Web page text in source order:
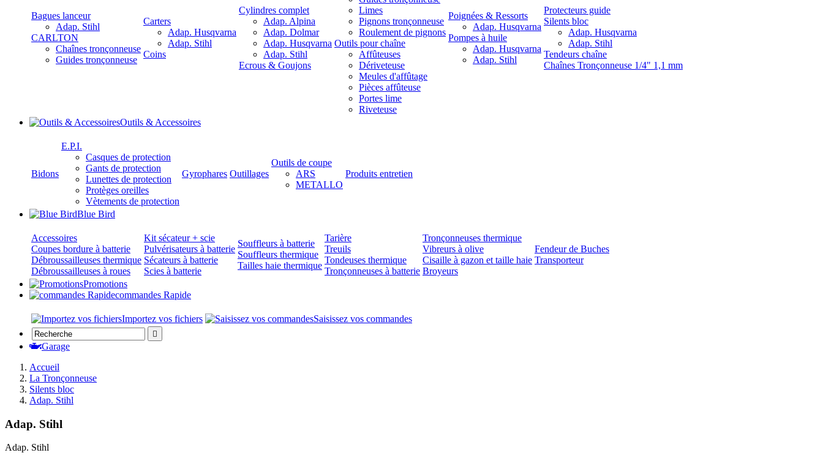
Bagues lanceur
Adap. Stihl
CARLTON
Chaînes tronçonneuse
Guides tronçonneuse
Carters
Adap. Husqvarna
Adap. Stihl
Coins
Cylindres complet
Adap. Alpina
Adap. Dolmar
Adap. Husqvarna
Adap. Stihl
Ecrous & Goujons
Limes
Pignons tronçonneuse
Roulement de pignons
Outils pour chaîne
Affûteuses
Dériveteuse
Meules d'affûtage
Pièces affûteuse
Portes lime
Riveteuse
Poignées & Ressorts
Adap. Husqvarna
Pompes à huile
Adap. Husqvarna
Adap. Stihl
Protecteurs guide
Silents bloc
Adap. Husqvarna
Adap. Stihl
Tendeurs chaîne
Chaînes Tronçonneuse 1/4" 1,1 mm
Outils & Accessoires
Bidons
E.P.I.
Casques de protection
Gants de protection
Lunettes de protection
Protèges oreilles
Vètements de protection
Gyrophares Outillages
Outils de coupe
ARS
METALLO
Produits entretien
Blue Bird
Accessoires
Coupes bordure à batterie
Débroussailleuses thermique
Débroussailleuses à roues
Kit sécateur + scie
Pulvérisateurs à batterie
Sécateurs à batterie
Scies à batterie
Souffleurs à batterie
Souffleurs thermique
Tailles haie thermique
Tarière
Treuils
Tondeuses thermique
Tronçonneuses à batterie
Tronçonneuses thermique
Vibreurs à olive
Cisaille à gazon et taille haie
Broyeurs
Fendeur de Buches
Transporteur
Promotions
commandes Rapide
Importez vos fichiers Saisissez vos commandes

Garage
Accueil
La Tronçonneuse
Silents bloc
Adap. Stihl
Adap. Stihl
Adap. Stihl